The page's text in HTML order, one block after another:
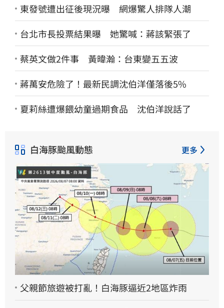
東發號遭出征後現況曝 網爆驚人排隊人潮
台北市長投票結果曝 她驚喊：蔣該緊張了
蔡英文做2件事 黃暐瀚：台東變五五波
蔣萬安危險了！最新民調沈伯洋僅落後5%
夏莉絲遭爆餵幼童過期食品 沈伯洋說話了
白海豚颱風動態 更多
父親節旅遊被打亂！白海豚逼近2地區炸雨